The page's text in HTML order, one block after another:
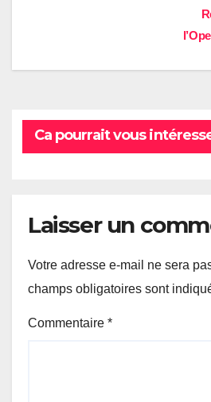
Ca pourrait vous
Laisser un
Votre adresse e-mail ne sera
champs obligatoires sont
Commentaire *